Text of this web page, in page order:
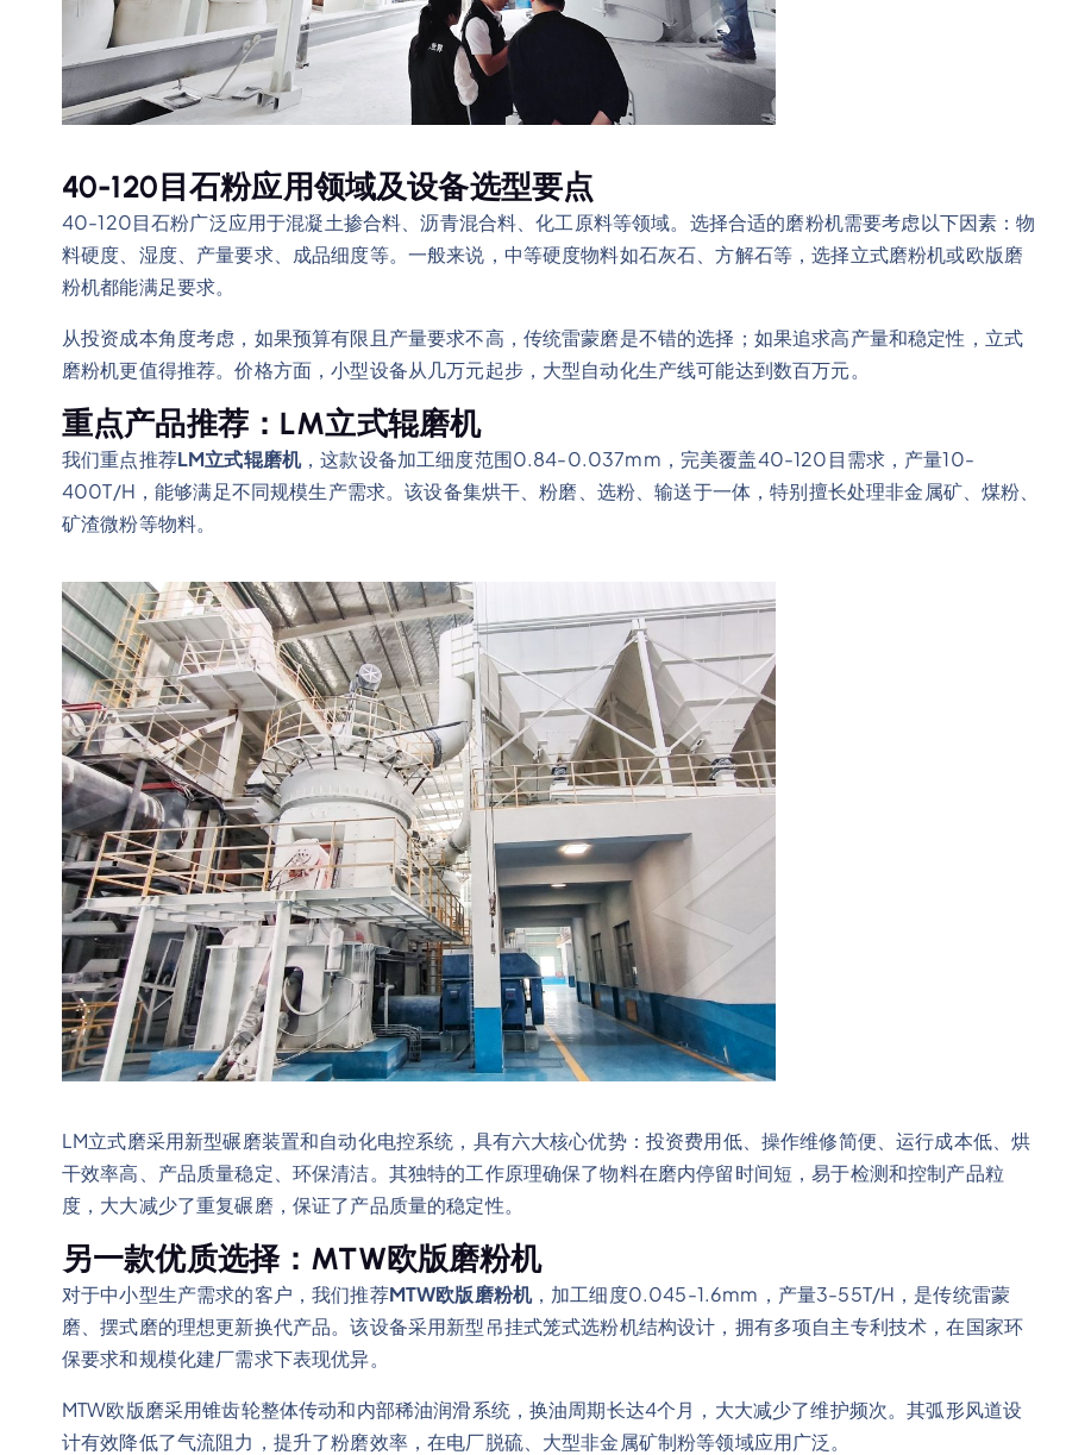
40-120目石粉应用领域及设备选型要点
40-120目石粉广泛应用于混凝土掺合料、沥青混合料、化工原料等领域。选择合适的磨粉机需要考虑以下因素：物
料硬度、湿度、产量要求、成品细度等。一般来说，中等硬度物料如石灰石、方解石等，选择立式磨粉机或欧版磨
粉机都能满足要求。
从投资成本角度考虑，如果预算有限且产量要求不高，传统雷蒙磨是不错的选择；如果追求高产量和稳定性，立式
磨粉机更值得推荐。价格方面，小型设备从几万元起步，大型自动化生产线可能达到数百万元。
重点产品推荐：LM立式辊磨机
我们重点推荐LM立式辊磨机，这款设备加工细度范围0.84-0.037mm，完美覆盖40-120目需求，产量10-
400T/H，能够满足不同规模生产需求。该设备集烘干、粉磨、选粉、输送于一体，特别擅长处理非金属矿、煤粉、
矿渣微粉等物料。
LM立式磨采用新型碾磨装置和自动化电控系统，具有六大核心优势：投资费用低、操作维修简便、运行成本低、烘
干效率高、产品质量稳定、环保清洁。其独特的工作原理确保了物料在磨内停留时间短，易于检测和控制产品粒
度，大大减少了重复碾磨，保证了产品质量的稳定性。
另一款优质选择：MTW欧版磨粉机
对于中小型生产需求的客户，我们推荐MTW欧版磨粉机，加工细度0.045-1.6mm，产量3-55T/H，是传统雷蒙
磨、摆式磨的理想更新换代产品。该设备采用新型吊挂式笼式选粉机结构设计，拥有多项自主专利技术，在国家环
保要求和规模化建厂需求下表现优异。
MTW欧版磨采用锥齿轮整体传动和内部稀油润滑系统，换油周期长达4个月，大大减少了维护频次。其弧形风道设
计有效降低了气流阻力，提升了粉磨效率，在电厂脱硫、大型非金属矿制粉等领域应用广泛。